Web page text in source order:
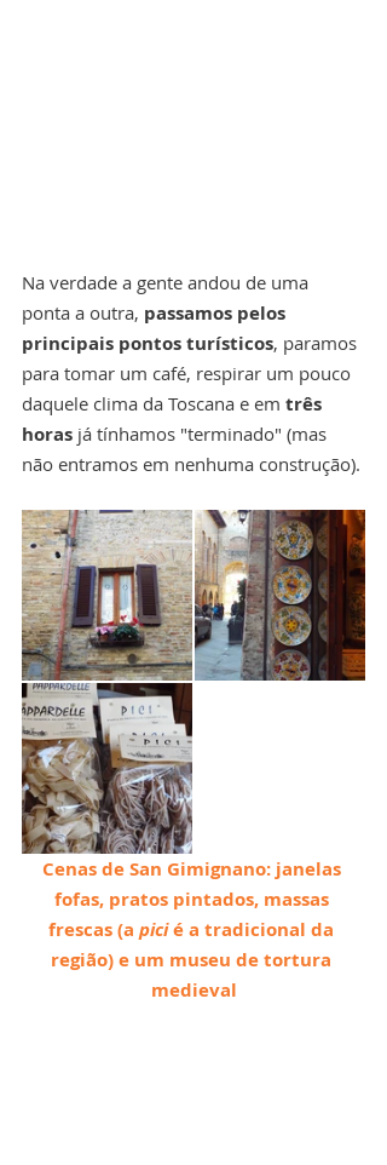
Na verdade a gente andou de uma
ponta a outra, passamos pelos
principais pontos turísticos, paramos
para tomar um café, respirar um pouco
daquele clima da Toscana e em três
horas já tínhamos "terminado" (mas
não entramos em nenhuma construção).
Cenas de San Gimignano: janelas
fofas, pratos pintados, massas
frescas (a pici é a tradicional da
região) e um museu de tortura
medieval